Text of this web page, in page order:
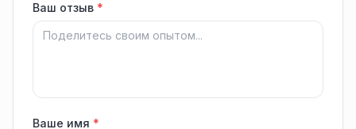
Ваш отзыв *
Ваше имя *